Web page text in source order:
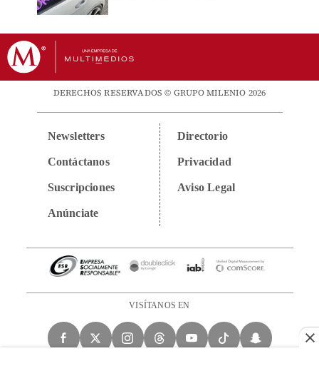
DERECHOS RESERVADOS © GRUPO MILENIO 2026
Newsletters
Contáctanos
Suscripciones
Anúnciate
Directorio
Privacidad
Aviso Legal
VISÍTANOS EN